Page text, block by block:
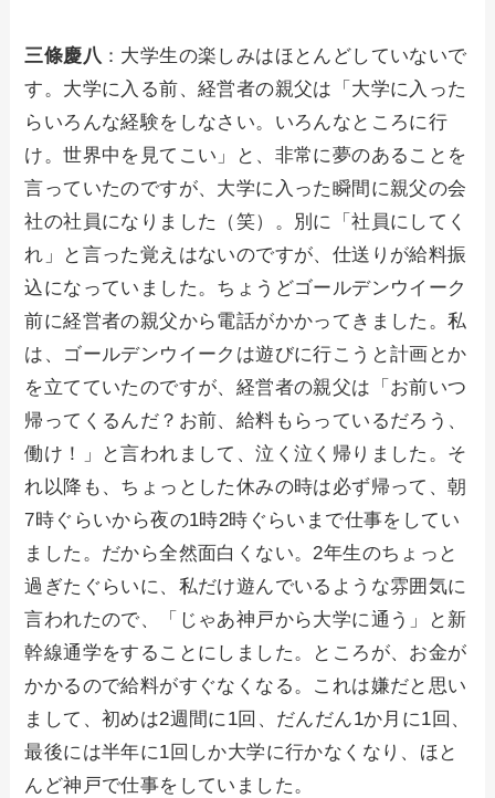
三條慶八 ：大学生の楽しみはほとんどしていないで
す。大学に入る前、経営者の親父は「大学に入った
らいろんな経験をしなさい。いろんなところに行
け。世界中を見てこい」と、非常に夢のあることを
言っていたのですが、大学に入った瞬間に親父の会
社の社員になりました（笑）。別に「社員にしてく
れ」と言った覚えはないのですが、仕送りが給料振
込になっていました。ちょうどゴールデンウイーク
前に経営者の親父から電話がかかってきました。私
は、ゴールデンウイークは遊びに行こうと計画とか
を立てていたのですが、経営者の親父は「お前いつ
帰ってくるんだ？お前、給料もらっているだろう、
働け！」と言われまして、泣く泣く帰りました。そ
れ以降も、ちょっとした休みの時は必ず帰って、朝
7時ぐらいから夜の1時2時ぐらいまで仕事をしてい
ました。だから全然面白くない。2年生のちょっと
過ぎたぐらいに、私だけ遊んでいるような雰囲気に
言われたので、「じゃあ神戸から大学に通う」と新
幹線通学をすることにしました。ところが、お金が
かかるので給料がすぐなくなる。これは嫌だと思い
まして、初めは2週間に1回、だんだん1か月に1回、
最後には半年に1回しか大学に行かなくなり、ほと
んど神戸で仕事をしていました。